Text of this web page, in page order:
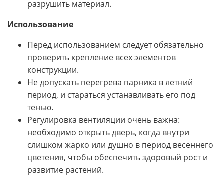
разрушить материал.
Использование
Перед использованием следует обязательно
проверить крепление всех элементов
конструкции.
Не допускать перегрева парника в летний
период, и стараться устанавливать его под
тенью.
Регулировка вентиляции очень важна:
необходимо открыть дверь, когда внутри
слишком жарко или душно в период весеннего
цветения, чтобы обеспечить здоровый рост и
развитие растений.